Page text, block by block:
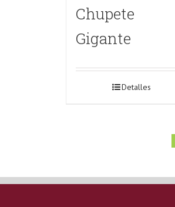
Chupete
Gigante
Detalles